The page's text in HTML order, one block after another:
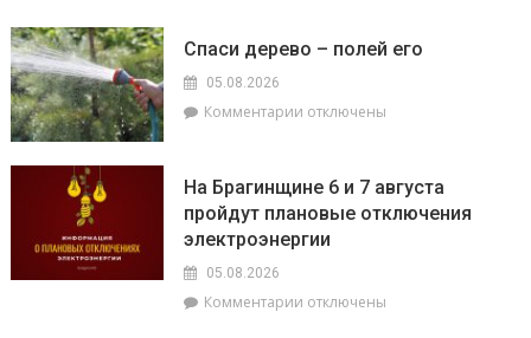
районного
Инна
приём
граждан
Спаси дерево – полей его
05.08.2026
Комментарии к
дерево
–
полей
его
отключены
На Брагинщине 6 и 7 августа
пройдут плановые отключения
электроэнергии
05.08.2026
Комментарии котключены